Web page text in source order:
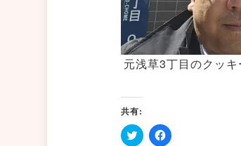
元浅草3丁目のクッ
共有: